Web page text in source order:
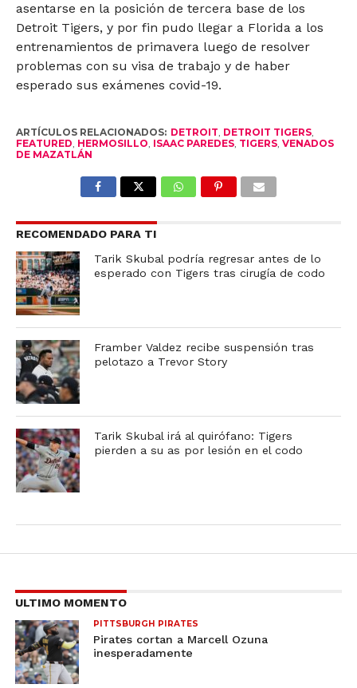
asentarse en la posición de tercera base de los
Detroit Tigers, y por fin pudo llegar a Florida a los
entrenamientos de primavera luego de resolver
problemas con su visa de trabajo y de haber
esperado sus exámenes covid-19.
ARTÍCULOS RELACIONADOS: DETROIT, DETROIT TIGERS,
FEATURED, HERMOSILLO, ISAAC PAREDES, TIGERS, VENADOS
DE MAZATLÁN
RECOMENDADO PARA TI
Tarik Skubal podría regresar antes de lo
esperado con Tigers tras cirugía de codo
Framber Valdez recibe suspensión tras
pelotazo a Trevor Story
Tarik Skubal irá al quirófano: Tigers
pierden a su as por lesión en el codo
ULTIMO MOMENTO
PITTSBURGH PIRATES
Pirates cortan a Marcell Ozuna
inesperadamente